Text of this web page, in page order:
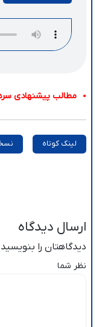
مطالب پیشنهادی
لینک کوتاه
ارسال دیدگاه
دیدگاهتان را بنویسید
نظر شما